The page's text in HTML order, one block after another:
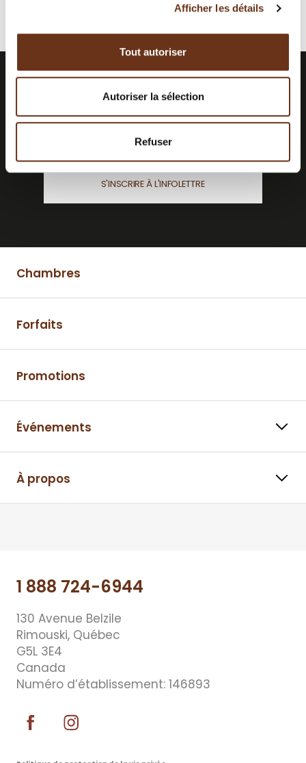
Afficher les détails
Tout autoriser
Autoriser la sélection
Refuser
RESTEZ INFORMÉS.ABONNEZ-
VOUS À NOTREINFOLETTRE.
S'INSCRIRE À L'INFOLETTRE
Chambres
Forfaits
Promotions
Événements
À propos
1 888 724-6944
130 Avenue Belzile
Rimouski, Québec
G5L 3E4
Canada
Numéro d’établissement: 146893